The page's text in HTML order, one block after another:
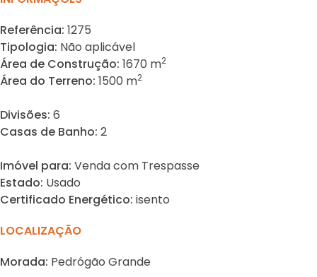
Referência: 1275
Tipologia: Não aplicável
Área de Construção: 1670 m2
Área do Terreno: 1500 m2
Divisões: 6
Casas de Banho: 2
Imóvel para: Venda com Trespasse
Estado: Usado
Certificado Energético: isento
LOCALIZAÇÃO
Morada: Pedrógão Grande